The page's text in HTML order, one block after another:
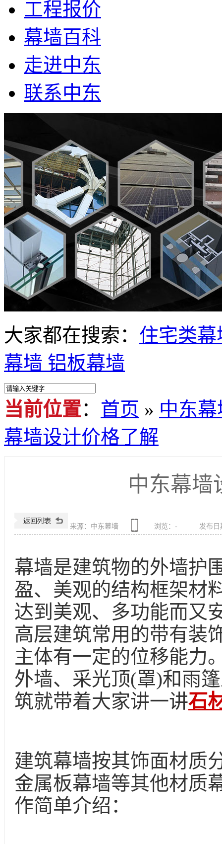
工程报价
幕墙百科
走进中东
联系中东
大家都在搜索： 住宅类幕
幕墙 铝板幕墙
当前位置： 首页 » 中东
幕墙设计价格了解
中东幕墙
来源：中东幕墙 浏览： - 发布日
幕墙是建筑物的外墙护
盈、美观的结构框架材
达到美观、多功能而又
高层建筑常用的带有装
主体有一定的位移能力
外墙、采光顶(罩)和雨
筑就带着大家讲一讲石
建筑幕墙按其饰面材质
金属板幕墙等其他材质
作简单介绍：